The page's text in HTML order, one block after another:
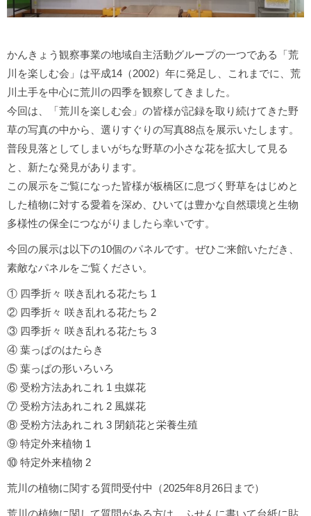
かんきょう観察事業の地域自主活動グループの一つである「荒
川を楽しむ会」は平成14（2002）年に発足し、これまでに、荒
川土手を中心に荒川の四季を観察してきました。
今回は、「荒川を楽しむ会」の皆様が記録を取り続けてきた野
草の写真の中から、選りすぐりの写真88点を展示いたします。
普段見落としてしまいがちな野草の小さな花を拡大して見る
と、新たな発見があります。
この展示をご覧になった皆様が板橋区に息づく野草をはじめと
した植物に対する愛着を深め、ひいては豊かな自然環境と生物
多様性の保全につながりましたら幸いです。
今回の展示は以下の10個のパネルです。ぜひご来館いただき、
素敵なパネルをご覧ください。
① 四季折々 咲き乱れる花たち 1
② 四季折々 咲き乱れる花たち 2
③ 四季折々 咲き乱れる花たち 3
④ 葉っぱのはたらき
⑤ 葉っぱの形いろいろ
⑥ 受粉方法あれこれ 1 虫媒花
⑦ 受粉方法あれこれ 2 風媒花
⑧ 受粉方法あれこれ 3 閉鎖花と栄養生殖
⑨ 特定外来植物 1
⑩ 特定外来植物 2
荒川の植物に関する質問受付中（2025年8月26日まで）
荒川の植物に関して質問がある方は、ふせんに書いて台紙に貼